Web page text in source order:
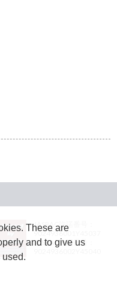
JASRAC許諾番号：
9024936001Y45037
JASRAC許諾番号：
These are
and to give us
used.